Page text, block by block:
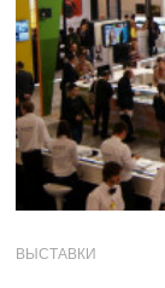
ВЫСТАВКИ